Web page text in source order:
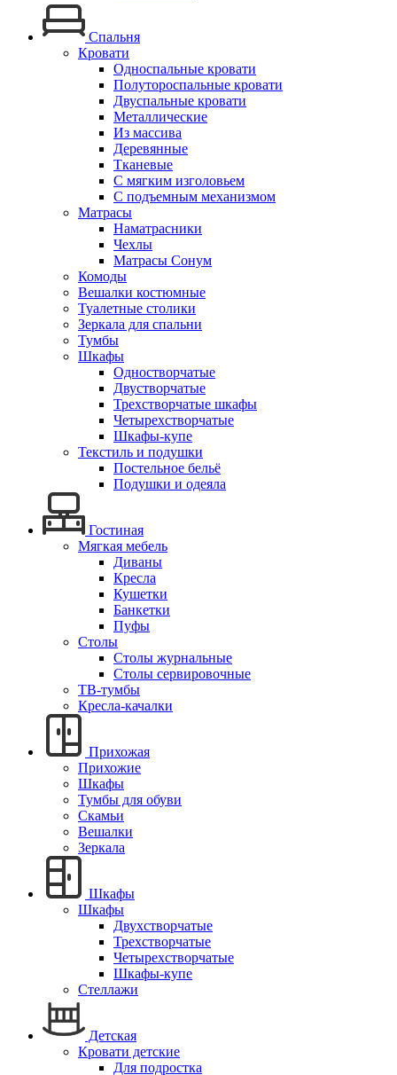
Спальня
Кровати
Односпальные кровати
Полутороспальные кровати
Двуспальные кровати
Металлические
Из массива
Деревянные
Тканевые
С мягким изголовьем
С подъемным механизмом
Матрасы
Наматрасники
Чехлы
Матрасы Сонум
Комоды
Вешалки костюмные
Туалетные столики
Зеркала для спальни
Тумбы
Шкафы
Одностворчатые
Двустворчатые
Трехстворчатые шкафы
Четырехстворчатые
Шкафы-купе
Текстиль и подушки
Постельное бельё
Подушки и одеяла
Гостиная
Мягкая мебель
Диваны
Кресла
Кушетки
Банкетки
Пуфы
Столы
Столы журнальные
Столы сервировочные
ТВ-тумбы
Кресла-качалки
Прихожая
Прихожие
Шкафы
Тумбы для обуви
Скамьи
Вешалки
Зеркала
Шкафы
Шкафы
Двухстворчатые
Трехстворчатые
Четырехстворчатые
Шкафы-купе
Стеллажи
Детская
Кровати детские
Для подростка